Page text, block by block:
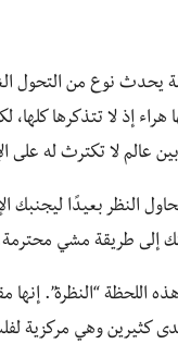
يحدث نوع من التحول
إذ لا تتذكرها
عالم لا تكترث له على
النظر بعيدًا ليجنبك
إلى طريقة مشي